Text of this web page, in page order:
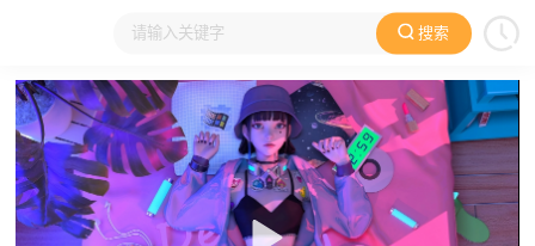
搜索
大家在看 日本动漫 国产动漫 欧美动漫 动漫电影